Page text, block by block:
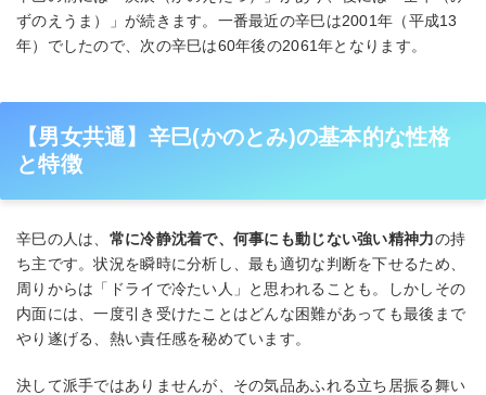
ずのえうま）」が続きます。一番最近の辛巳は2001年（平成13
年）でしたので、次の辛巳は60年後の2061年となります。
【男女共通】辛巳(かのとみ)の基本的な性格
と特徴
辛巳の人は、 常に冷静沈着で、何事にも動じない強い精神力の持
ち主です。状況を瞬時に分析し、最も適切な判断を下せるため、
周りからは「ドライで冷たい人」と思われることも。しかしその
内面には、一度引き受けたことはどんな困難があっても最後まで
やり遂げる、熱い責任感を秘めています。
決して派手ではありませんが、その気品あふれる立ち居振る舞い